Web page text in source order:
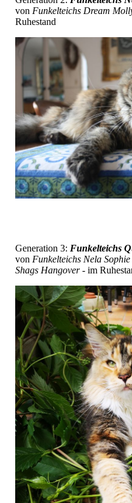
von Funkelteichs Dream
Ruhestand
Generation 3: Funkelteichs
von Funkelteichs Nela Sophie
Shags Hangover- im